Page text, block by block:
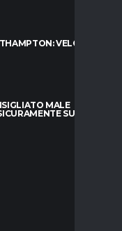
VELOCITÀ E
MALE
SUL